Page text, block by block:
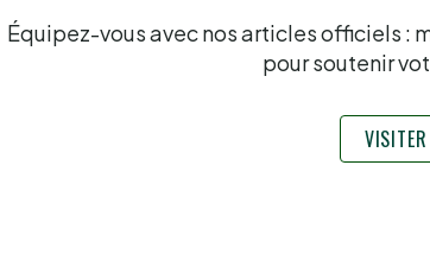
Équipez-vous avec nos articles officiels :
pour soutenir